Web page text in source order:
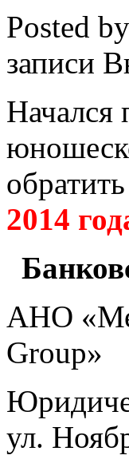
Posted
записи
Начался
2014
АНО
Group»
ул.